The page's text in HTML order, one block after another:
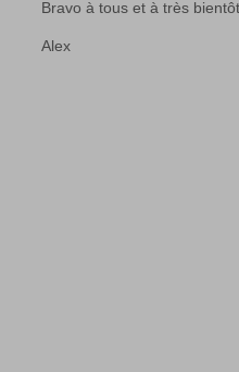
Bravo à tous et à très
Alex